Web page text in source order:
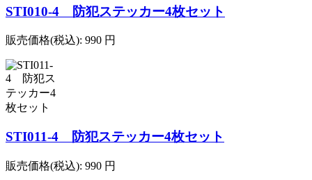
STI010-4 防犯ステッカー4枚セット
販売価格(税込): 990 円
STI011-4 防犯ステッカー4枚セット
販売価格(税込): 990 円